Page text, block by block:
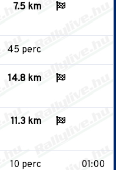
7.5 km
45 perc
14.8 km
11.3 km
10 perc 01:00